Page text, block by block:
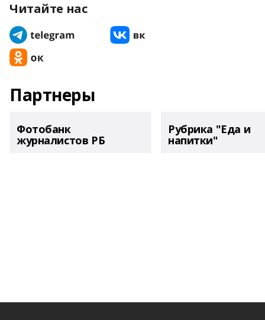
Читайте нас
Партнеры
Фотобанк
журналистов РБ
Рубрика "Еда и
напитки"